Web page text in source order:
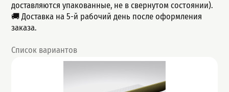
доставляются упакованные, не в свернутом состоянии).
🚚 Доставка на 5-й рабочий день после оформления
заказа.
Список вариантов